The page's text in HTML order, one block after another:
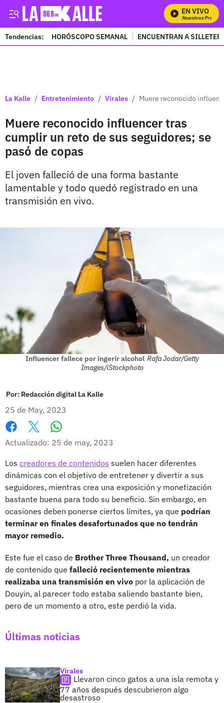
EN VIVO
Mira Todos Nuestros
Tendencias: HORÓSCOPO SEMANAL ENCUENTRAN A
La Kalle / Entretenimiento / Virales / Muere reconocido
Muere reconocido influencer tras
cumplir un reto de sus seguidores; se
pasó de copas
El joven falleció de una forma bastante
lamentable y todo quedó registrado en una
transmisión en vivo.
Influencer fallece por ingerir alcohol Rafa Jodar/Getty
Images/iStockphoto
Por: Redacción digital La Kalle
25 de May, 2023
Facebook
X
Actualizado: 25 de may, 2023
Los creadores de contenidos suelen hacer diferentes
dinámicas con el objetivo de entretener y divertir a sus
seguidores, mientras crea una exposición y monetización
bastante buena para todo su beneficio. Sin embargo, en
ocasiones deben ponerse ciertos límites, ya que podrían
terminar en finales desafortunados que no tendrán
mayor remedio.
Este fue el caso de Brother Three Thousand, un creador
de contenido que falleció recientemente mientras
realizaba una transmisión en vivo por la aplicación de
Douyin, al parecer todo estaba saliendo bastante bien,
pero de un momento a otro, este perdió la vida.
Últimas noticias
Virales
Llevaron cinco gatos a una isla remota y
77 años después descubrieron algo
desastroso